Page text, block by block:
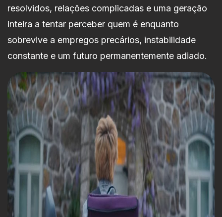
resolvidos, relações complicadas e uma geração
inteira a tentar perceber quem é enquanto
sobrevive a empregos precários, instabilidade
constante e um futuro permanentemente adiado.